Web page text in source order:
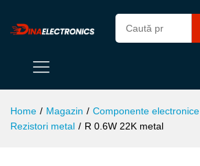
Home / Magazin / Componente electronice
Rezistori metal / R 0.6W 22K metal